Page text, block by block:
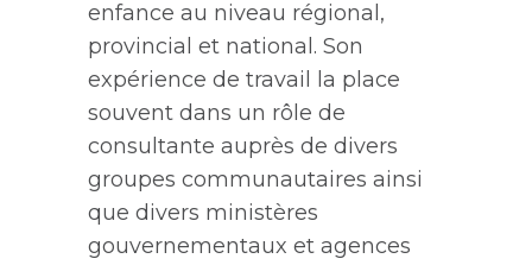
enfance au niveau régional,
provincial et national. Son
expérience de travail la place
souvent dans un rôle de
consultante auprès de divers
groupes communautaires ainsi
que divers ministères
gouvernementaux et agences